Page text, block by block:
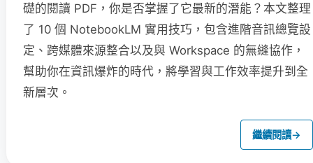
礎的閱讀 PDF，你是否掌握了它最新的潛能？本文整理
了 10 個 NotebookLM 實用技巧，包含進階音訊總覽設
定、跨媒體來源整合以及與 Workspace 的無縫協作，
幫助你在資訊爆炸的時代，將學習與工作效率提升到全
新層次。
繼續閱讀→